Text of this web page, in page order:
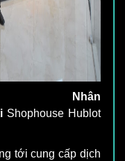
Shophouse Hublot
tới cung cấp dịch